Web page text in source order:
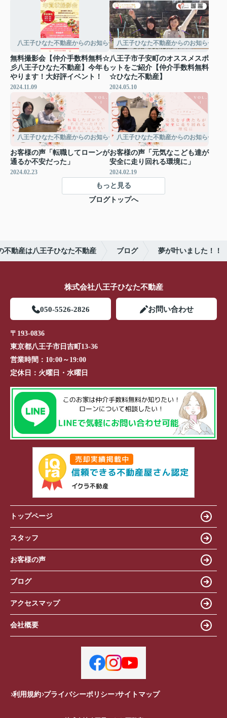
八王子ひなた不動産からのお知らせ
無料撮影会【仲介手数料無料☆
彡八王子ひなた不動産】今年も
やります！大好評イベント！
2024.11.09
八王子ひなた不動産からのお知らせ
八王子市子安町のオススメスポ
ットをご紹介【仲介手数料無料
☆ひなた不動産】
2024.05.10
八王子ひなた不動産からのお知らせ
お客様の声「転職してローンが
通るか不安だった」
2024.02.23
八王子ひなた不動産からのお知らせ
お客様の声「元気なこども達が
安全に走り回れる環境に」
2024.02.19
もっと見る
ブログトップへ
不動産は八王子ひなた不動産 ブログ 夢が叶いました！！
株式会社八王子ひなた不動産
050-5526-2826 お問い合わせ
〒193-0836
東京都八王子市日吉町13-36
営業時間： 10:00～19:00
定休日： 火曜日・水曜日
トップページ
スタッフ
お客様の声
ブログ
アクセスマップ
会社概要
利用規約 プライバシーポリシー サイトマップ